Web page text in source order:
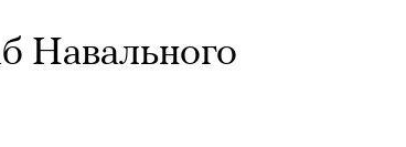
Навального